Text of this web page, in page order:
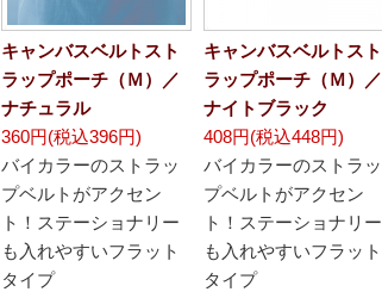
キャンバスベルトスト
ラップポーチ（Ｍ）／
ナチュラル
360円(税込396円)
バイカラーのストラッ
プベルトがアクセン
ト！ステーショナリー
も入れやすいフラット
タイプ
キャンバスベルトスト
ラップポーチ（Ｍ）／
ナイトブラック
408円(税込448円)
バイカラーのストラッ
プベルトがアクセン
ト！ステーショナリー
も入れやすいフラット
タイプ